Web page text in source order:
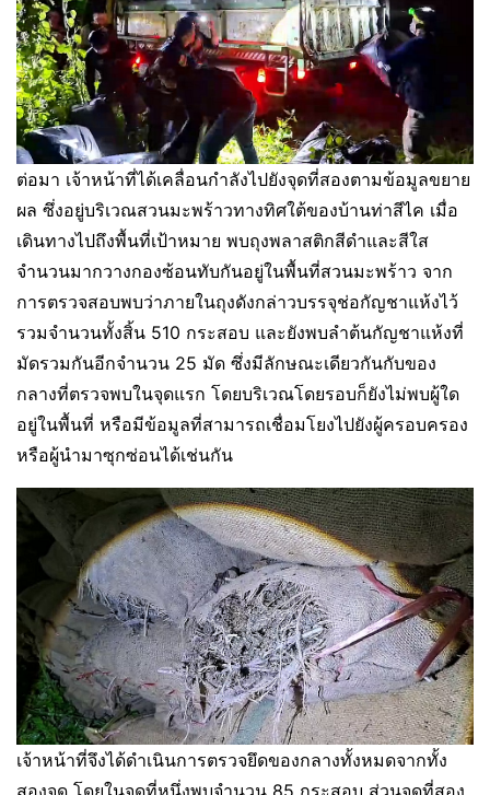
ต่อมา เจ้าหน้าที่ได้เคลื่อนกำลังไปยังจุดที่สองตามข้อมูลขยาย
ผล ซึ่งอยู่บริเวณสวนมะพร้าวทางทิศใต้ของบ้านท่าสีไค เมื่อ
เดินทางไปถึงพื้นที่เป้าหมาย พบถุงพลาสติกสีดำและสีใส
จำนวนมากวางกองซ้อนทับกันอยู่ในพื้นที่สวนมะพร้าว จาก
การตรวจสอบพบว่าภายในถุงดังกล่าวบรรจุช่อกัญชาแห้งไว้
รวมจำนวนทั้งสิ้น 510 กระสอบ และยังพบลำต้นกัญชาแห้งที่
มัดรวมกันอีกจำนวน 25 มัด ซึ่งมีลักษณะเดียวกันกับของ
กลางที่ตรวจพบในจุดแรก โดยบริเวณโดยรอบก็ยังไม่พบผู้ใด
อยู่ในพื้นที่ หรือมีข้อมูลที่สามารถเชื่อมโยงไปยังผู้ครอบครอง
หรือผู้นำมาซุกซ่อนได้เช่นกัน
เจ้าหน้าที่จึงได้ดำเนินการตรวจยึดของกลางทั้งหมดจากทั้ง